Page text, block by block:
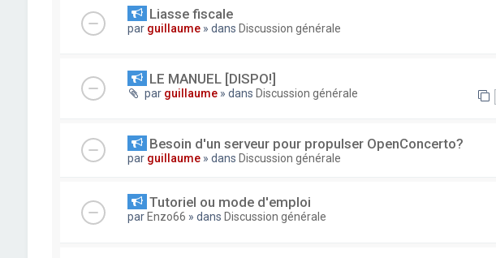
Liasse fiscale
par guillaume » dans Discussion générale
LE MANUEL [DISPO!]
par guillaume » dans Discussion générale
Besoin d'un serveur pour propulser OpenConcerto?
par guillaume » dans Discussion générale
Tutoriel ou mode d'emploi
par Enzo66 » dans Discussion générale